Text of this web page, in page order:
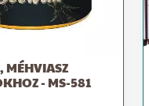
MÉHVIASZ
- MS-581